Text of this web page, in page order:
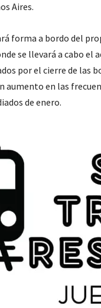
Aires.
forma a bordo del
se llevará a cabo
por el cierre de las
aumento en las
de enero.